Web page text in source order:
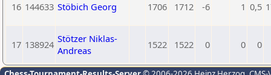
16 144633 Stöbich Georg 1706 1712 -6 1 0,5
17 138924 Stötzer Niklas-
Andreas
1522 1522 0 0 0